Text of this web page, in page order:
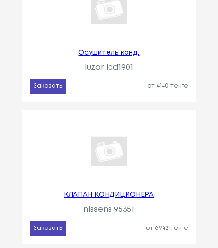
Осушитель конд.
luzar lcd1901
Заказать от 4140 тенге
КЛАПАН КОНДИЦИОНЕРА
nissens 95351
Заказать от 6942 тенге